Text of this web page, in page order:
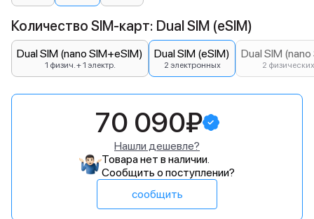
Количество SIM-карт: Dual SIM (eSIM)
Dual SIM (nano SIM+eSIM)
1 физич. + 1 электр.
Dual SIM (eSIM)
2 электронных
Dual SIM
2 физических
70 090₽
Нашли дешевле?
Товара нет в наличии.
Сообщить о поступлении?
сообщить